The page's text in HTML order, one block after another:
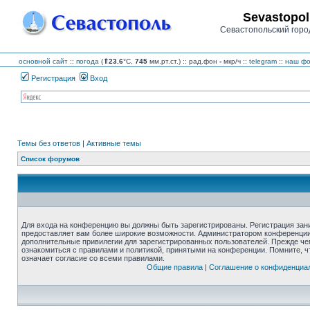
Севастопольский
основной сайт :: погода (⇑23.6°C, 745 мм.рт.ст.) :: рад.фон - мкр/ч :: telegram :: наш
Регистрация Вход
Темы без ответов | Активные темы
Список форумов
Для входа на конференцию вы должны быть зарегистрированы. Регистрация
предоставляет вам более широкие возможности. Администратором
дополнительные привилегии для зарегистрированных пользователей. Прежде
ознакомиться с правилами и политикой, принятыми на конференции. Помните,
означает согласие со всеми правилами.
Общие правила| Соглашение о